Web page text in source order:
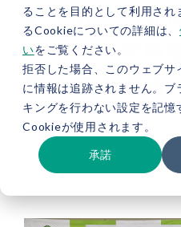
ることを目的として利用され
るCookieについての詳細は、
いをご覧ください。
拒否した場合、このウェブサ
に情報は追跡されません。ブ
キングを行わない設定を記憶
Cookieが使用されます。
承諾
の出町、西武
ウィルが環境
携協定を締結
お知らせ プレスリリース
2026.05.01